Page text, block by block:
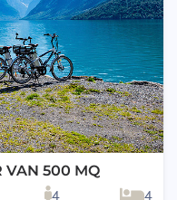
VAN 500 MQ
4
4